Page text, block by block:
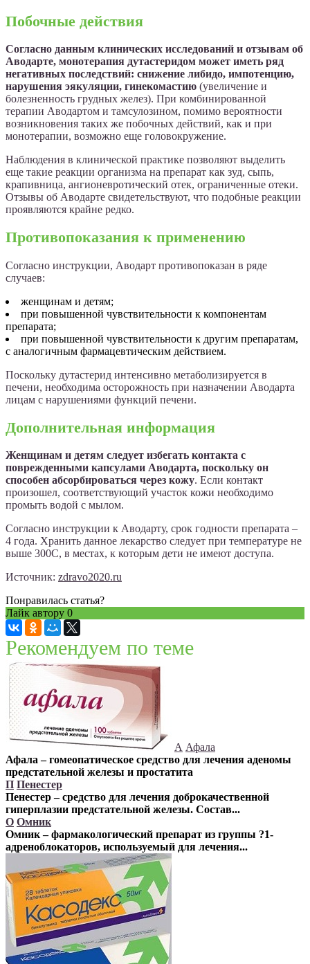
Побочные действия
Согласно данным клинических исследований и отзывам об
Аводарте, монотерапия дутастеридом может иметь ряд
негативных последствий: снижение либидо, импотенцию,
нарушения эякуляции, гинекомастию (увеличение и
болезненность грудных желез). При комбинированной
терапии Аводартом и тамсулозином, помимо вероятности
возникновения таких же побочных действий, как и при
монотерапии, возможно еще головокружение.
Наблюдения в клинической практике позволяют выделить
еще такие реакции организма на препарат как зуд, сыпь,
крапивница, ангионевротический отек, ограниченные отеки.
Отзывы об Аводарте свидетельствуют, что подобные реакции
проявляются крайне редко.
Противопоказания к применению
Согласно инструкции, Аводарт противопоказан в ряде
случаев:
женщинам и детям;
при повышенной чувствительности к компонентам
препарата;
при повышенной чувствительности к другим препаратам,
с аналогичным фармацевтическим действием.
Поскольку дутастерид интенсивно метаболизируется в
печени, необходима осторожность при назначении Аводарта
лицам с нарушениями функций печени.
Дополнительная информация
Женщинам и детям следует избегать контакта с
поврежденными капсулами Аводарта, поскольку он
способен абсорбироваться через кожу. Если контакт
произошел, соответствующий участок кожи необходимо
промыть водой с мылом.
Согласно инструкции к Аводарту, срок годности препарата –
4 года. Хранить данное лекарство следует при температуре не
выше 300С, в местах, к которым дети не имеют доступа.
Источник: zdravo2020.ru
Понравилась статья?
Лайк автору 0
Рекомендуем по теме
А Афала
Афала – гомеопатическое средство для лечения аденомы
предстательной железы и простатита
П Пенестер
Пенестер – средство для лечения доброкачественной
гиперплазии предстательной железы. Состав...
О Омник
Омник – фармакологический препарат из группы ?1-
адреноблокаторов, используемый для лечения...